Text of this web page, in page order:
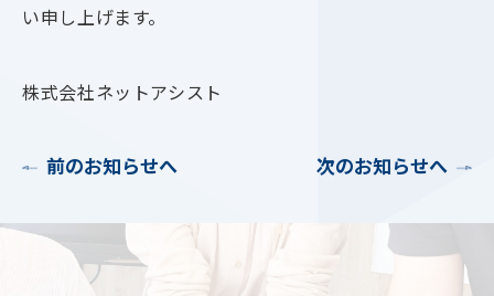
い申し上げます。
株式会社ネットアシスト
前のお知らせへ 次のお知らせへ